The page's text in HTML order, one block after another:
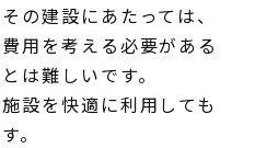
の建設にあたっては、
用を考える必要がある
は難しいです。
設を快適に利用しても
。